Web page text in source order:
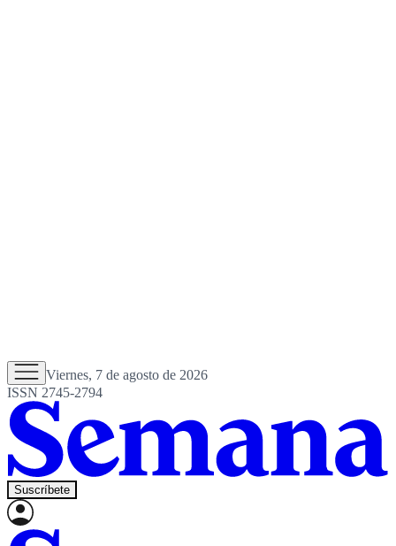
Viernes, 7 de agosto de 2026
ISSN 2745-2794
Suscríbete